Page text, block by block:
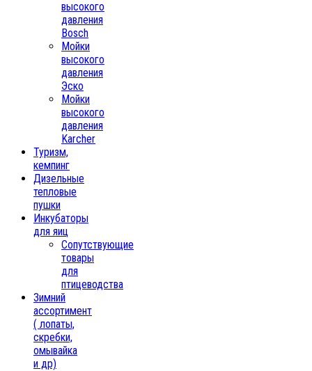
высокого
давления
Bosch
Мойки
высокого
давления
Эско
Мойки
высокого
давления
Karcher
Туризм,
кемпинг
Дизельные
тепловые
пушки
Инкубаторы
для яиц
Сопутствующие
товары
для
птицеводства
Зимний
ассортимент
( лопаты,
скребки,
омывайка
и др)